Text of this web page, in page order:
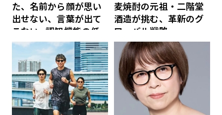
た、名前から顔が思い
出せない、言葉が出て
こない…認知機能の低
下を救う、脳のインナ
ーケアとは
麦焼酎の元祖・二階堂
酒造が挑む、革新のグ
ローバル戦略